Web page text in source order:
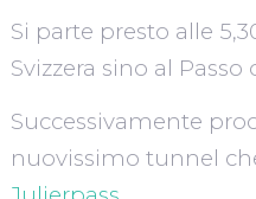
Si parte presto alle
Svizzera sino al Passo
Successivamente
nuovissimo tunnel